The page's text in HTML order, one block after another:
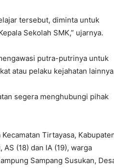
tersebut, diminta untuk
Sekolah SMK,” ujarnya.
putra-putrinya untuk
atau pelaku kejahatan
segera menghubungi pihak
Tirtayasa,
(18) dan IA (19), warga
Sampang Susukan,